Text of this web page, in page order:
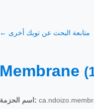
← متابعة البحث عن تويك أخرى
Membrane
اسم الحزمة: